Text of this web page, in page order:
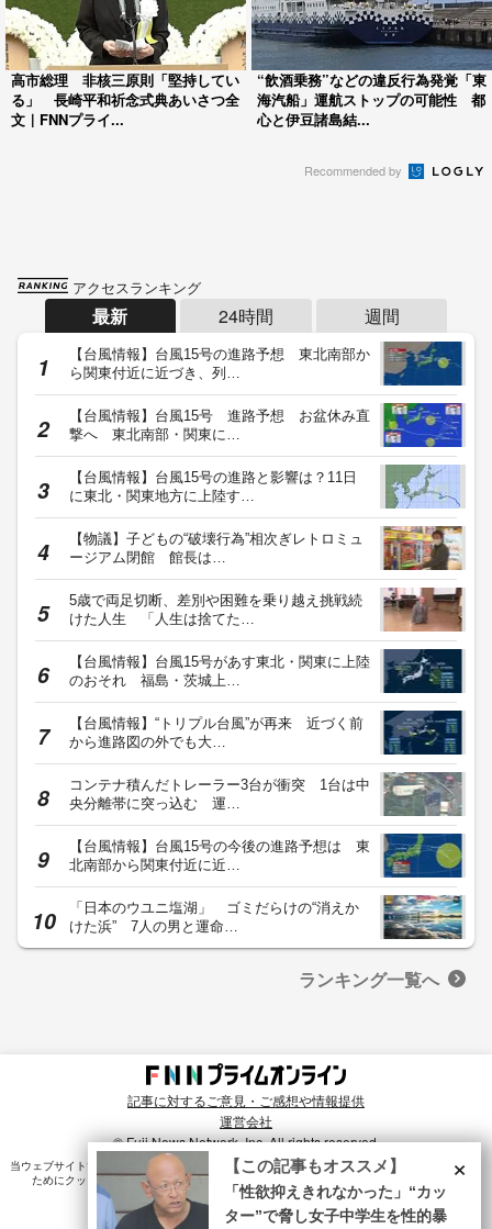
高市総理 非核三原則「堅持してい
る」 長崎平和祈念式典あいさつ全
文｜FNNプライ...
“飲酒乗務”などの違反行為発覚「東
海汽船」運航ストップの可能性 都
心と伊豆諸島結...
Recommended by
アクセスランキング
最新 24時間 週間
【台風情報】台風15号の進路予想 東北南部か
ら関東付近に近づき、列…
【台風情報】台風15号 進路予想 お盆休み直
撃へ 東北南部・関東に…
【台風情報】台風15号の進路と影響は？11日
に東北・関東地方に上陸す…
【物議】子どもの“破壊行為”相次ぎレトロミュ
ージアム閉館 館長は…
5歳で両足切断、差別や困難を乗り越え挑戦続
けた人生 「人生は捨てた…
【台風情報】台風15号があす東北・関東に上陸
のおそれ 福島・茨城上…
【台風情報】“トリプル台風”が再来 近づく前
から進路図の外でも大…
コンテナ積んだトレーラー3台が衝突 1台は中
央分離帯に突っ込む 運…
【台風情報】台風15号の今後の進路予想は 東
北南部から関東付近に近…
「日本のウユニ塩湖」 ゴミだらけの“消えか
けた浜” 7人の男と運命…
ランキング一覧へ
記事に対するご意見・ご感想や情報提供
運営会社
© Fuji News Network, Inc. All rights reserved.
当ウェブサイトでは、ユーザのニーズ・興味・関⼼に合致したコンテンツや広告配信を提供する
ためにクッキーを使⽤しています。詳細は、プライバシーポリシー をご確認ください。×
【この記事もオススメ】
「性欲抑えきれなかった」“カッ
ター”で脅し女子中学生を性的暴